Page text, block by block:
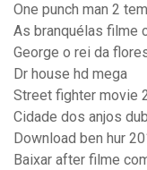
One punch man 2
As branquélas filme
George o rei da
Dr house hd mega
Street fighter movie
Cidade dos anjos
Download ben hur
Baixar after filme